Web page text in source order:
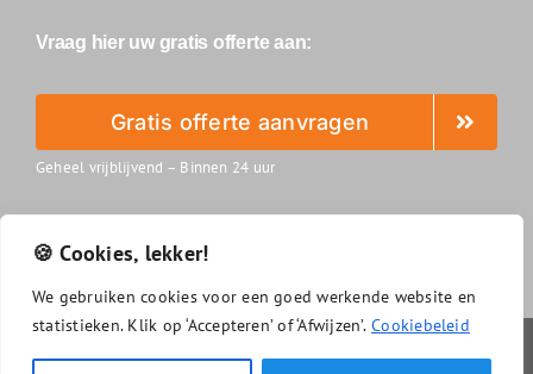
🍪 Cookies, lekker!
We gebruikencookiesvooreengoedwerkende website en
statistieken. Klik op ‘Accepteren’of ‘Afwijzen’. Cookiebeleid
Vraag hier uw gratis offerte aan:
Gratis offerte aanvragen
Geheel vrijblijvend – Binnen 24 uur
Slimzonnepanelenreinigen.nl|Algemene voorwaarden|